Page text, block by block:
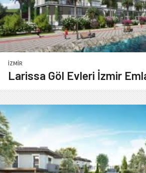
İZMIR
Larissa Göl Evleri İzmir